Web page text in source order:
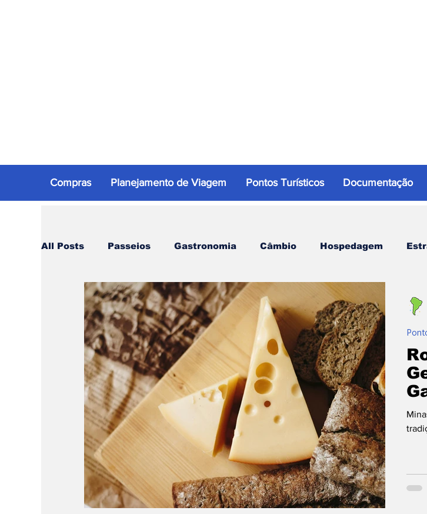
Compras Planejamento de Viagem Pontos Turísticos Documentação
All Posts Passeios Gastronomia Câmbio Hospedagem
Conectividade Documentação Pontos Turísticos
Curiosidades Ferrovias Dicas de Voo Destinos